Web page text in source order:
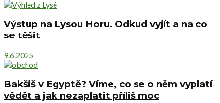
Výstup na Lysou Horu. Odkud vyjít a na co
se těšit
9.6.2025
Bakšiš v Egyptě? Víme, co se o něm vyplatí
vědět a jak nezaplatit příliš moc